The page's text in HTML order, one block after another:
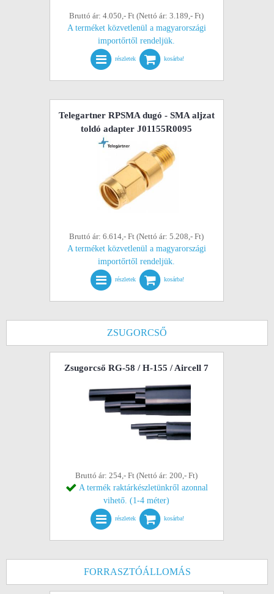
Bruttó ár: 4.050,- Ft (Nettó ár: 3.189,- Ft)
A terméket közvetlenül a magyarországi
importőrtől rendeljük.
részletek kosárba!
Telegartner RPSMA dugó - SMA aljzat
toldó adapter J01155R0095
Bruttó ár: 6.614,- Ft (Nettó ár: 5.208,- Ft)
A terméket közvetlenül a magyarországi
importőrtől rendeljük.
részletek kosárba!
ZSUGORCSŐ
Zsugorcső RG-58 / H-155 / Aircell 7
Bruttó ár: 254,- Ft (Nettó ár: 200,- Ft)
A termék raktárkészletünkről azonnal
vihető. (1-4 méter)
részletek kosárba!
FORRASZTÓÁLLOMÁS